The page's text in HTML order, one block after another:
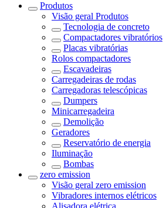
Produtos
Visão geral Produtos
Tecnologia de concreto
Compactadores vibratórios
Placas vibratórias
Rolos compactadores
Escavadeiras
Carregadeiras de rodas
Carregadoras telescópicas
Dumpers
Minicarregadeira
Demolição
Geradores
Reservatório de energia
Iluminação
Bombas
zero emission
Visão geral zero emission
Vibradores internos elétricos
Alisadora elétrica